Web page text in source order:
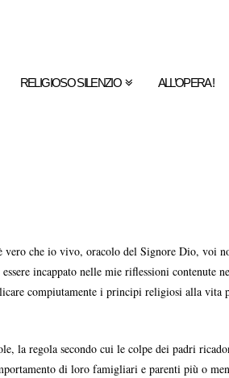
RELIGIOSO SILENZIO ALL’OPERA !
vero che io vivo, oracolo del Signore Dio, voi
incappato nelle mie riflessioni contenute
compiutamente i principi religiosi alla vita
la regola secondo cui le colpe dei padri
di loro famigliari e parenti più o